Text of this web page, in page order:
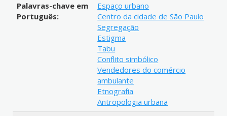
Palavras-chave em
Português:
Espaço urbano
Centro da cidade de São Paulo
Segregação
Estigma
Tabu
Conflito simbólico
Vendedores do comércio
ambulante
Etnografia
Antropologia urbana